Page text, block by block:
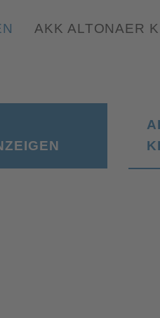
AKK ALTONAER